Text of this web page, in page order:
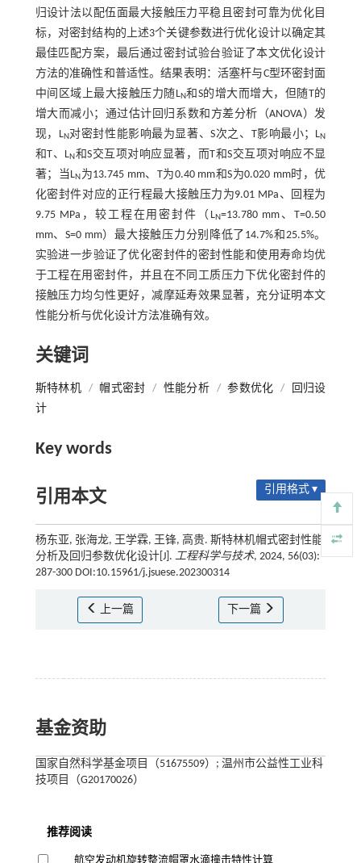
归设计法以配伍面最大接触压力平稳且密封可靠为优化目
标，对密封结构的上述3个关键参数进行优化设计以确定其
最佳匹配方案，最后通过密封试验台验证了本文优化设计
方法的准确性和普适性。结果表明：活塞杆与C型环密封面
中间区域上最大接触压力随LN和S的增大而增大，但随T的
增大而减小；通过估计回归系数和方差分析（ANOVA）发
现，LN对密封性能影响最为显著、S次之、T影响最小；LN
和T、LN和S交互项对响应显著，而T和S交互项对响应不显
著；当LN 为13.745 mm、T为0.40 mm和S为0.020 mm时，优
化密封件对应的正行程最大接触压力为9.01 MPa、回程为
9.75 MPa，较工程在用密封件（LN=13.780 mm、T=0.50
mm、S=0 mm）最大接触压力分别降低了14.7%和25.5%。
实验进一步验证了优化密封件的密封性能和使用寿命均优
于工程在用密封件，并且在不同工质压力下优化密封件的
接触压力均匀性更好，减摩延寿效果显著，充分证明本文
性能分析与优化设计方法准确有效。
关键词
斯特林机 / 帽式密封 / 性能分析 / 参数优化 /
回归设
计
Key words
引用本文 引用格式 ▾
杨东亚, 张海龙, 王学霖, 王锋, 高贵. 斯特林机帽式密封性能
分析及回归参数优化设计[J]. 工程科学与技术, 2024, 56(03):
287-300 DOI:10.15961/j.jsuese.202300314
上一篇 下一篇
基金资助
国家自然科学基金项目（51675509）; 温州市公益性工业科
技项目（G20170026）